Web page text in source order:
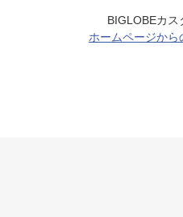
BIGLOBEカス
ホームページから